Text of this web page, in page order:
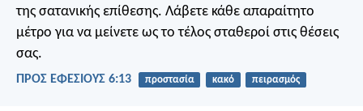
της σατανικής επίθεσης. Λάβετε κάθε απαραίτητο
μέτρο για να μείνετε ως το τέλος σταθεροί στις θέσεις
σας.
ΠΡΟΣ ΕΦΕΣΙΟΥΣ 6:13 προστασία κακό πειρασμός